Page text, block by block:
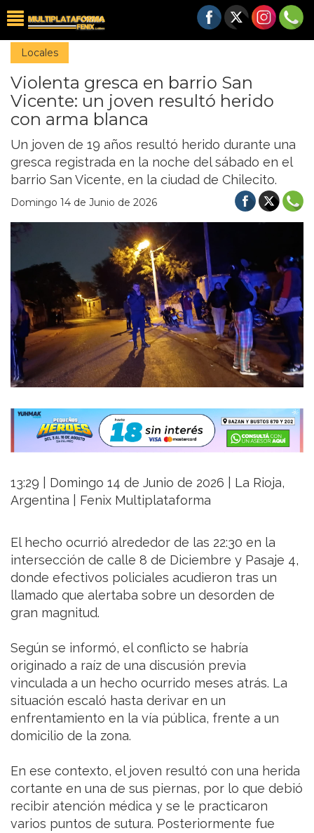
Locales
Violenta gresca en barrio San
Vicente: un joven resultó herido
con arma blanca
Un joven de 19 años resultó herido durante una
gresca registrada en la noche del sábado en el
barrio San Vicente, en la ciudad de Chilecito.
Domingo 14 de Junio de 2026
13:29 | Domingo 14 de Junio de 2026 | La Rioja,
Argentina | Fenix Multiplataforma
El hecho ocurrió alrededor de las 22:30 en la
intersección de calle 8 de Diciembre y Pasaje 4,
donde efectivos policiales acudieron tras un
llamado que alertaba sobre un desorden de
gran magnitud.
Según se informó, el conflicto se habría
originado a raíz de una discusión previa
vinculada a un hecho ocurrido meses atrás. La
situación escaló hasta derivar en un
enfrentamiento en la vía pública, frente a un
domicilio de la zona.
En ese contexto, el joven resultó con una herida
cortante en una de sus piernas, por lo que debió
recibir atención médica y se le practicaron
varios puntos de sutura. Posteriormente fue